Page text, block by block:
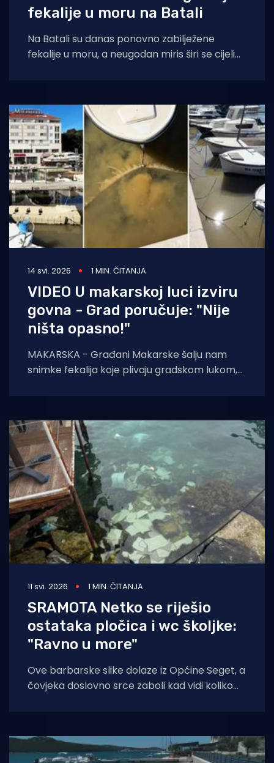
fekalije u moru na Batali
Na Batali su danas ponovno zabilježene
fekalije u moru, a neugodan miris širi se cijelim
14 svi. 2026 1 MIN. ČITANJA
VIDEO U makarskoj luci izviru
govna - Grad poručuje: "Nije
ništa opasno!"
MAKARSKA - Građani Makarske šalju nam
snimke fekalija koje plivaju gradskom lukom,
zabrinutosti
11 svi. 2026 1 MIN. ČITANJA
SRAMOTA Netko se riješio
ostataka pločica i wc školjke:
"Ravno u more"
Ove barbarske slike dolaze iz Općine Seget, a
čovjeka doslovno srce zaboli kad vidi koliko